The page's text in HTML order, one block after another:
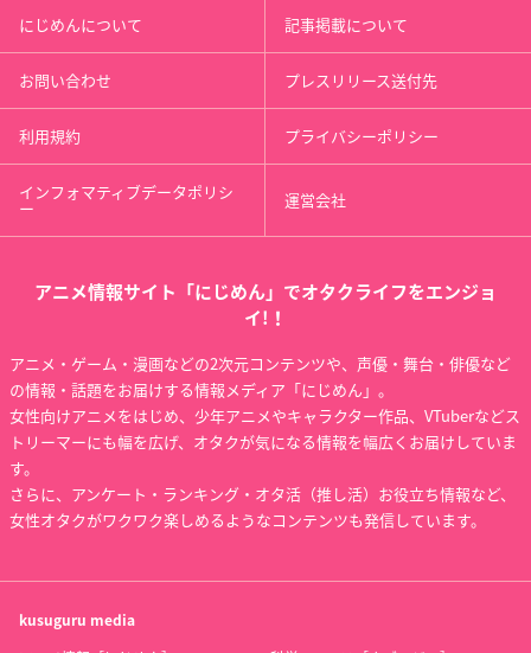
にじめんについて 記事掲載について
お問い合わせ プレスリリース送付先
利用規約 プライバシーポリシー
インフォマティブデータポリシ
ー 運営会社
アニメ情報サイト「にじめん」でオタクライフをエンジョ
イ!！
アニメ・ゲーム・漫画などの2次元コンテンツや、声優・舞台・俳優など
の情報・話題をお届けする情報メディア「にじめん」。
女性向けアニメをはじめ、少年アニメやキャラクター作品、VTuberなどス
トリーマーにも幅を広げ、オタクが気になる情報を幅広くお届けしていま
す。
さらに、アンケート・ランキング・オタ活（推し活）お役立ち情報など、
女性オタクがワクワク楽しめるようなコンテンツも発信しています。
kusuguru media